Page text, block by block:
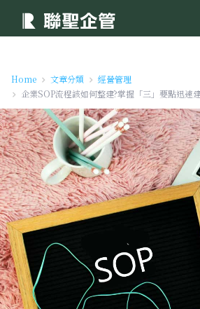
Home 文章分類
經營管理
企業SOP流程該如何整建?掌握「三」要點迅速